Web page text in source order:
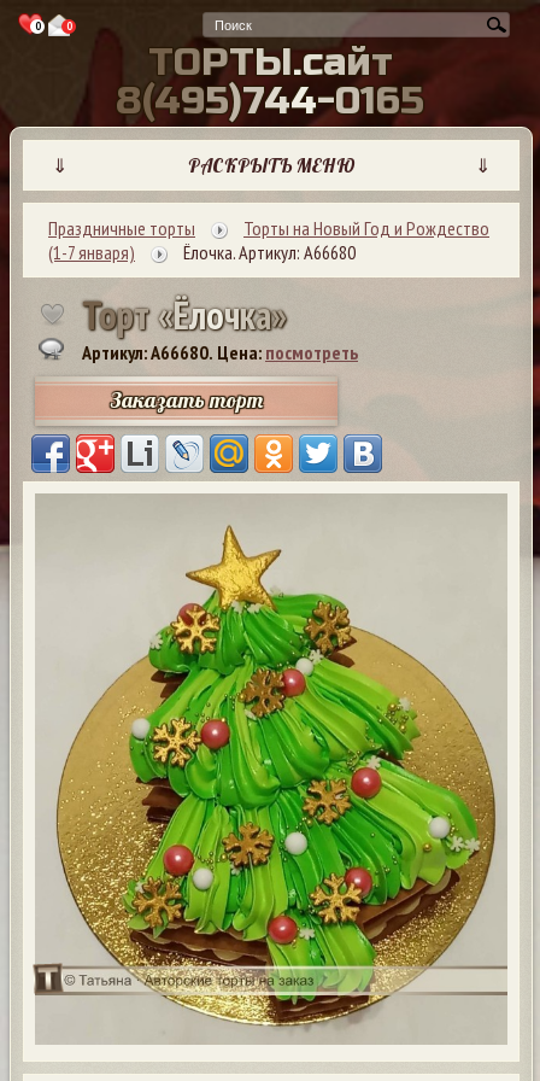
0 0
ТОРТЫ.сайт
8(495)744-0165
⇓ РАСКРЫТЬ МЕНЮ ⇓
Праздничные торты
Торты на Новый Год и Рождество
(1-7 января)
Ёлочка. Артикул: А66680
Торт«Ёлочка»
Артикул: A66680. Цена: посмотреть
Заказать торт